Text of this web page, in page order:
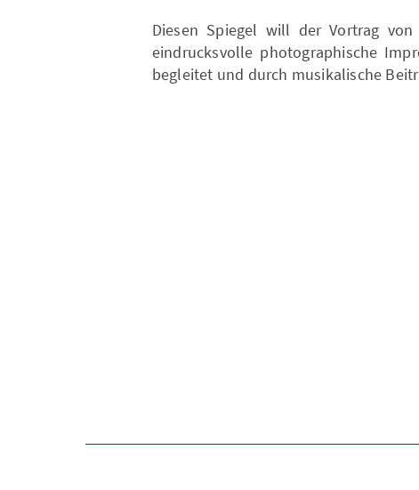
Diesen Spiegel will der Vortrag
eindrucksvolle photographische
begleitet und durch musikalische